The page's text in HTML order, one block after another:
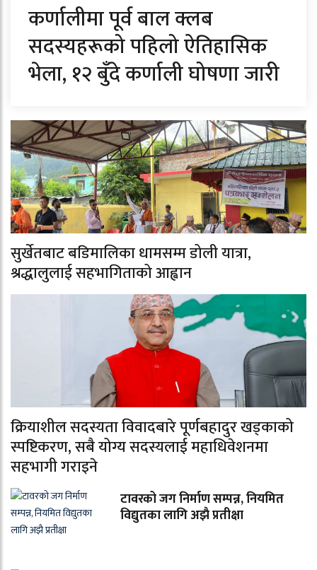
कर्णालीमा पूर्व बाल क्लब
सदस्यहरूको पहिलो ऐतिहासिक
भेला, १२ बुँदे कर्णाली घोषणा जारी
सुर्खेतबाट बडिमालिका धामसम्म डोली यात्रा,
श्रद्धालुलाई सहभागिताको आह्वान
क्रियाशील सदस्यता विवादबारे पूर्णबहादुर खड्काको
स्पष्टिकरण, सबै योग्य सदस्यलाई महाधिवेशनमा
सहभागी गराइने
टावरको जग निर्माण सम्पन्न, नियमित
विद्युतका लागि अझै प्रतीक्षा